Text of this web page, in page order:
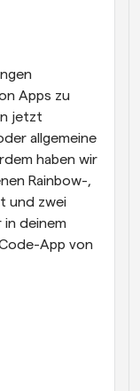
Apps zu
jetzt
allgemeine
haben wir
Rainbow-,
und zwei
deinem